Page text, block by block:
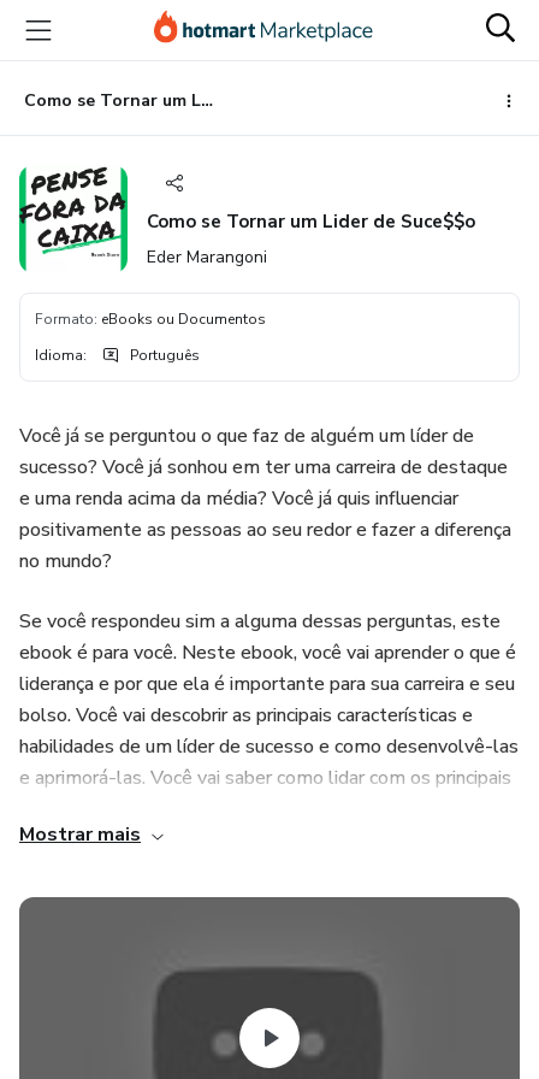
para
conteúdo
principal
para
pagamento
para
rodapé
Como se Tornar um Lider de Suce$$o
Como se Tornar um Lider de Suce$$o
Eder Marangoni
Formato: eBooks ou Documentos
Idioma: Português
Você já se perguntou o que faz de alguém um líder de
sucesso? Você já sonhou em ter uma carreira de destaque
e uma renda acima da média? Você já quis influenciar
positivamente as pessoas ao seu redor e fazer a diferença
no mundo?
Se você respondeu sim a alguma dessas perguntas, este
ebook é para você. Neste ebook, você vai aprender o que é
liderança e por que ela é importante para sua carreira e seu
bolso. Você vai descobrir as principais características e
habilidades de um líder de sucesso e como desenvolvê-las
e aprimorá-las. Você vai saber como lidar com os principais
inspirar sua equipe. Você vai aprender como delegar
liderados. Você vai entender como gerenciar seu tempo,
comunicar efetivamente com diferentes públicos e
inovar na sua área de atuação.
Mostrar mais